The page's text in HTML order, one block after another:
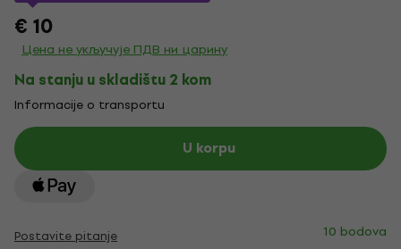
€ 10
Цена не укључује ПДВ ни царину
Na stanju u skladištu 2 kom
Informacije o transportu
U korpu
Postavite pitanje 10 bodova